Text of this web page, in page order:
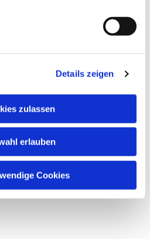
Details zeigen
zulassen
erlauben
Cookies